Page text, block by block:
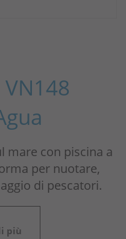
mare con piscina a
per nuotare,
di pescatori.
più